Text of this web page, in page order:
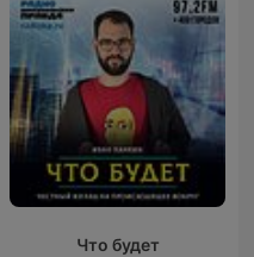
Что будет